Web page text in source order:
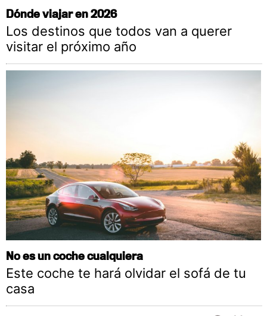
Dónde viajar en 2026
Los destinos que todos van a querer
visitar el próximo año
No es un coche cualquiera
Este coche te hará olvidar el sofá de tu
casa